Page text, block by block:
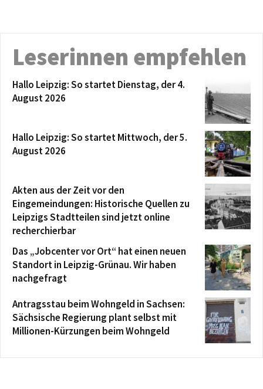
Leserinnen empfehlen
Hallo Leipzig: So startet Dienstag, der 4.
August 2026
Hallo Leipzig: So startet Mittwoch, der 5.
August 2026
Akten aus der Zeit vor den
Eingemeindungen: Historische Quellen zu
Leipzigs Stadtteilen sind jetzt online
recherchierbar
Das „Jobcenter vor Ort“ hat einen neuen
Standort in Leipzig-Grünau. Wir haben
nachgefragt
Antragsstau beim Wohngeld in Sachsen:
Sächsische Regierung plant selbst mit
Millionen-Kürzungen beim Wohngeld